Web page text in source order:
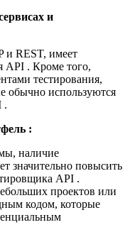
и
и REST, имеет
API . Кроме того,
тестирования,
обычно используются
.
:
наличие
значительно повысить
API .
проектов или
кодом, которые